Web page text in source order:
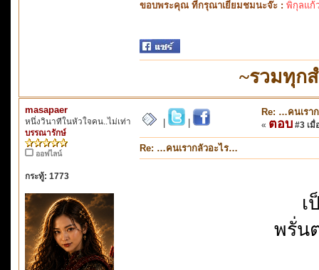
ขอบพระคุณ ที่กรุณาเยี่ยมชมนะจ๊ะ : พิกุลแก้
~รวมทุก
masapaer
หนึ่งวินาทีในหัวใจคน..ไม่เท่า
บรรณารักษ์
ออฟไลน์
กระทู้: 1773
Re: …คนเรา
« ตอบ #3 เมื่
Re: …คนเรากลัวอะไร…
เ
พรั่น